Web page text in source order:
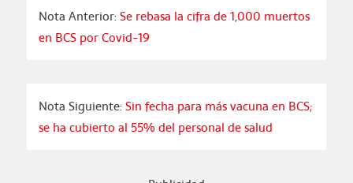
Nota Anterior:Se rebasa la cifra de 1,000 muertos
en BCS por Covid-19
Nota Siguiente:Sin fecha para más vacuna en BCS;
se ha cubierto al 55% del personal de salud